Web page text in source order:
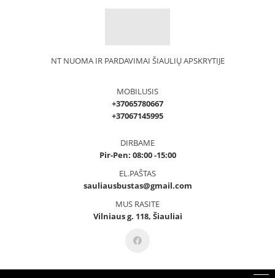
NT NUOMA IR PARDAVIMAI ŠIAULIŲ APSKRYTIJE
MOBILUSIS
+37065780667
+37067145995
DIRBAME
Pir-Pen: 08:00 -15:00
EL.PAŠTAS
sauliausbustas@gmail.com
MUS RASITE
Vilniaus g. 118, Šiauliai